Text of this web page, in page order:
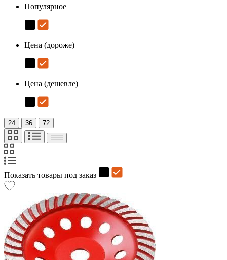
Популярное
Цена (дороже)
Цена (дешевле)
24 36 72
Показать товары под заказ